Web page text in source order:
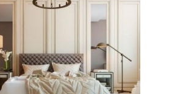
Мебель для спальни